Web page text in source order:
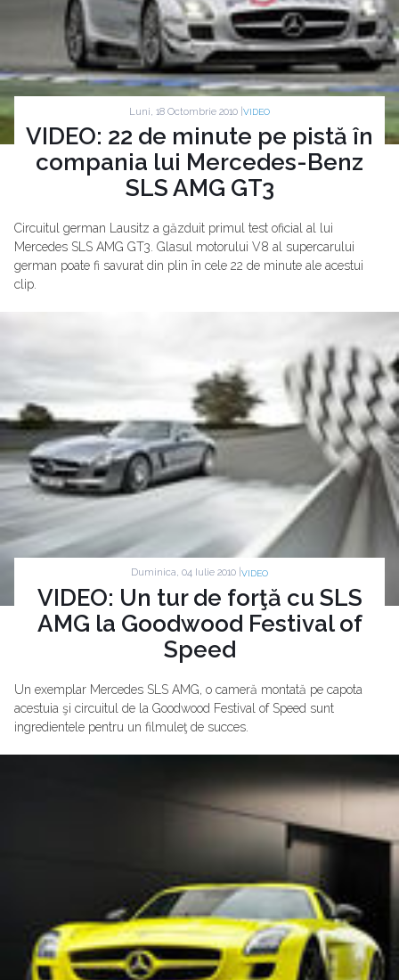
Luni, 18 Octombrie 2010 | VIDEO
VIDEO: 22 de minute pe pistă în
compania lui Mercedes-Benz
SLS AMG GT3
Circuitul german Lausitz a găzduit primul test oficial al lui
Mercedes SLS AMG GT3. Glasul motorului V8 al supercarului
german poate fi savurat din plin în cele 22 de minute ale acestui
clip.
Duminica, 04 Iulie 2010 | VIDEO
VIDEO: Un tur de forţă cu SLS
AMG la Goodwood Festival of
Speed
Un exemplar Mercedes SLS AMG, o cameră montată pe capota
acestuia şi circuitul de la Goodwood Festival of Speed sunt
ingredientele pentru un filmuleţ de succes.